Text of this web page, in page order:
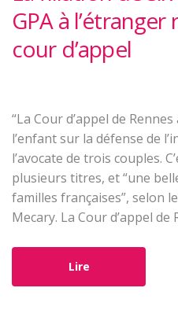
GPA à
cour d’appel
“La Cour d’appel de
l’enfant sur la défense de
l’avocate de trois couples.
plusieurs titres, et “une
familles françaises”, selon
Mecary. La Cour d’appel de
Lire